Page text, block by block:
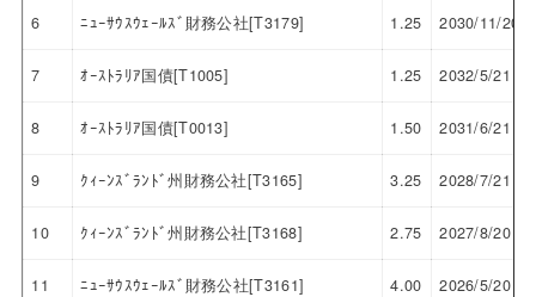
6 ﾆｭｰｻｳｽｳｪｰﾙｽﾞ財務公社[T3179] 1.25 2030/11/20
7 ｵｰｽﾄﾗﾘｱ国債[T1005] 1.25 2032/5/21
8 ｵｰｽﾄﾗﾘｱ国債[T0013] 1.50 2031/6/21
9 ｸｨｰﾝｽﾞﾗﾝﾄﾞ州財務公社[T3165] 3.25 2028/7/21
10 ｸｨｰﾝｽﾞﾗﾝﾄﾞ州財務公社[T3168] 2.75 2027/8/20
11 ﾆｭｰｻｳｽｳｪｰﾙｽﾞ財務公社[T3161] 4.00 2026/5/20